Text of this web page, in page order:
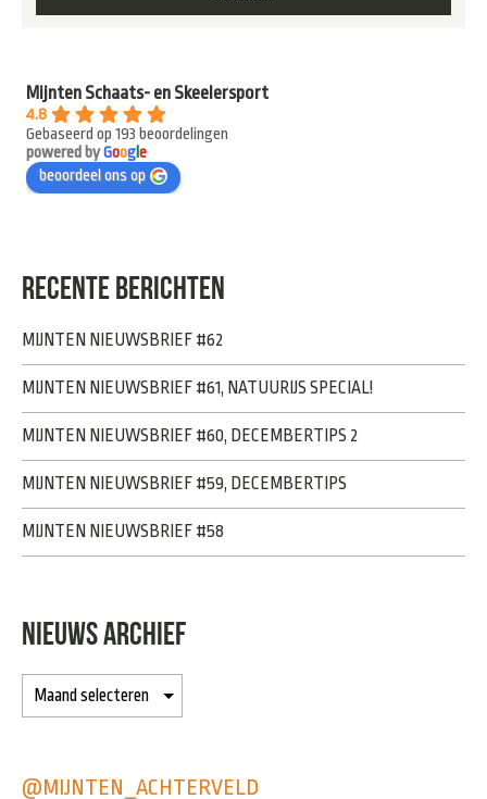
Mijnten Schaats- en Skeelersport
4.8
Gebaseerd op 193 beoordelingen
powered byGooge
beoordeel ons op
RECENTE BERICHTEN
MIJNTEN NIEUWSBRIEF #62
MIJNTEN NIEUWSBRIEF #61, NATUURIJS SPECIAL!
MIJNTEN NIEUWSBRIEF #60, DECEMBERTIPS 2
MIJNTEN NIEUWSBRIEF #59, DECEMBERTIPS
MIJNTEN NIEUWSBRIEF #58
NIEUWS ARCHIEF
@MIJNTEN_ACHTERVELD